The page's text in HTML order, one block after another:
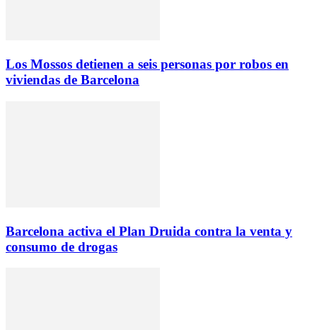
Los Mossos detienen a seis personas por robos en
viviendas de Barcelona
Barcelona activa el Plan Druida contra la venta y
consumo de drogas